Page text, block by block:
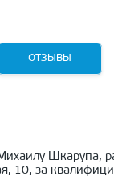
ОТЗЫВЫ
Шкарупа,
10, за